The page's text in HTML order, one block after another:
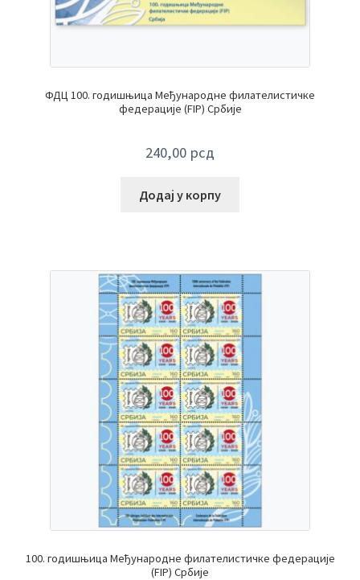
ФДЦ 100. годишњица Међународне филателистичке
федерације (FIP) Србије
240,00 рсд
Додај у корпу
100. годишњица Међународне филателистичке федерације
(FIP) Србије